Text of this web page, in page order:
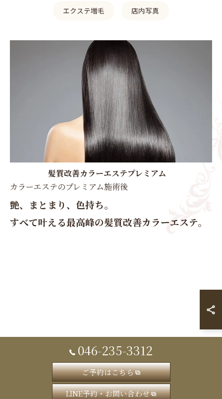
エクステ増毛 店内写真
髪質改善カラーエステプレミアム
カラーエステのプレミアム施術後
艶、まとまり、色持ち。
すべて叶える最高峰の髪質改善カラーエステ。
046-235-3312
ご予約はこちら
LINE予約・お問い合わせ